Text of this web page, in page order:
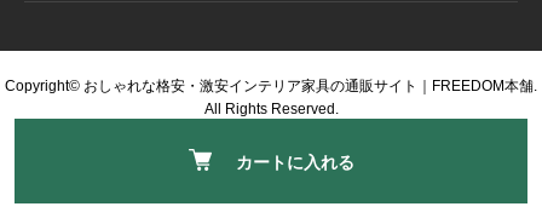
カートに入れる
Copyright© おしゃれな格安・激安インテリア家具の通販サイト｜FREEDOM本舗.
All Rights Reserved.